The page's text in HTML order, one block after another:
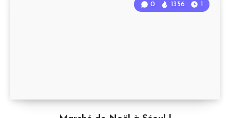
0 1356 1